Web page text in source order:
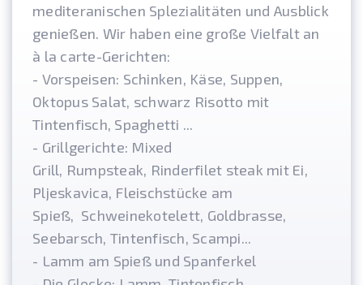
mediteranischen Splezialitäten und Ausblick
genießen. Wir haben eine große Vielfalt an
à la carte-Gerichten:
- Vorspeisen: Schinken, Käse, Suppen,
Oktopus Salat, schwarz Risotto mit
Tintenfisch, Spaghetti ...
- Grillgerichte: Mixed
Grill, Rumpsteak, Rinderfilet steak mit Ei,
Pljeskavica, Fleischstücke am
Spieß, Schweinekotelett, Goldbrasse,
Seebarsch, Tintenfisch, Scampi...
- Lamm am Spieß und Spanferkel